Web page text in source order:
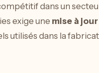
dans un
exige une mise à
utilisés dans la